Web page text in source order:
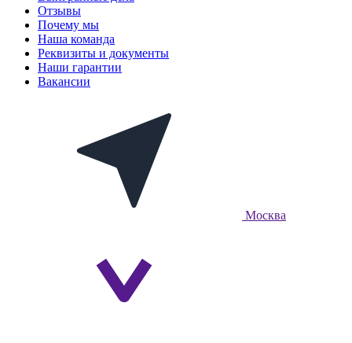
Отзывы
Почему мы
Наша команда
Реквизиты и документы
Наши гарантии
Вакансии
Москва